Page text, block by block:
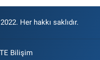
Her hakkı saklıdır.
TE Bilişim